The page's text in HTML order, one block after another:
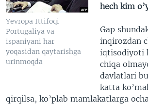
Yevropa Ittifoqi
Portugaliya va
ispaniyani har
yoqasidan qaytarishga
urinmoqda
hech kim
Gap
inqirozdan
iqtisodiyoti
chiqa
davlatlari
katta
qirqilsa, ko’plab mamlakatlarga